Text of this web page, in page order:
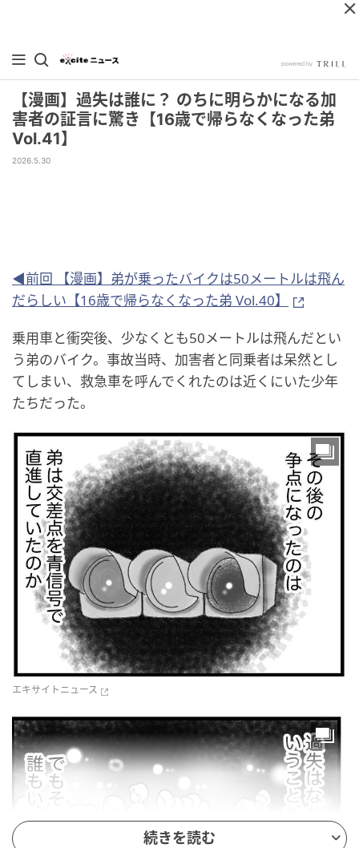
【漫画】過失は誰に？ のちに明らかになる加
害者の証言に驚き【16歳で帰らなくなった弟
Vol.41】
2026.5.30
◀前回 【漫画】弟が乗ったバイクは50メートルは飛ん
だらしい【16歳で帰らなくなった弟 Vol.40】
乗用車と衝突後、少なくとも50メートルは飛んだとい
う弟のバイク。事故当時、加害者と同乗者は呆然とし
てしまい、救急車を呼んでくれたのは近くにいた少年
たちだった。
エキサイトニュース
続きを読む